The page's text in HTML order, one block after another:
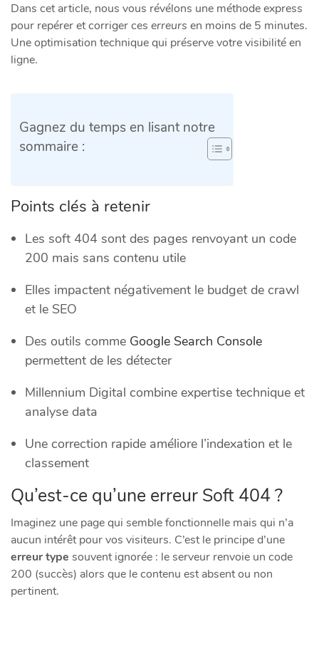
Dans cet article, nous vous révélons une méthode express
pour repérer et corriger ces erreurs en moins de 5 minutes.
Une optimisation technique qui préserve votre visibilité en
ligne.
Gagnez du temps en lisant notre
sommaire :
Points clés à retenir
Les soft 404 sont des pages renvoyant un code
200 mais sans contenu utile
Elles impactent négativement le budget de crawl
et le SEO
Des outils comme Google Search Console
permettent de les détecter
Millennium Digital combine expertise technique et
analyse data
Une correction rapide améliore l’indexation et le
classement
Qu’est-ce qu’une erreur Soft 404 ?
Imaginez une page qui semble fonctionnelle mais qui n’a
aucun intérêt pour vos visiteurs. C’est le principe d’une
erreur type souvent ignorée : le serveur renvoie un code
200 (succès) alors que le contenu est absent ou non
pertinent.